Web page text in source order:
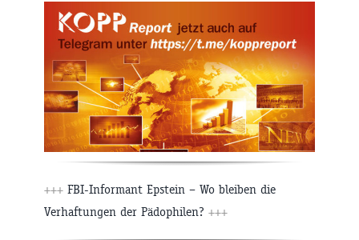
+++ FBI-Informant Epstein – Wo bleiben die
Verhaftungen der Pädophilen? +++